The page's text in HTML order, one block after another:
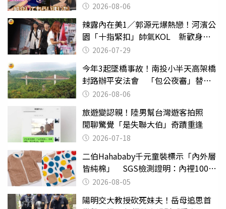
2026-08-06
辣露內在美1／郭源元爆熱戀！河濱公
園「十指緊扣」帥氣KOL 新歡身份
曝光2026-07-29
今年3起墜橋事故！南投小半天高架橋
封路辦平安法會 「包公夜審」替亡
魂伸冤
2026-08-06
旅遊變認親！陸男幫台灣遊客拍照
閒聊驚覺「是失聯大伯」奇蹟重逢
2026-07-18
二伯Hahababy千元童裝標示「內外層
皆純棉」 SGS檢測證明：內裡100%
聚酯纖維
2026-08-05
陽明交大教授砍死妹夫！岳母追思首